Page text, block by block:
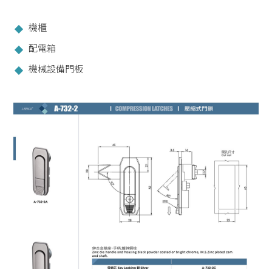
機櫃
配電箱
機械設備門板